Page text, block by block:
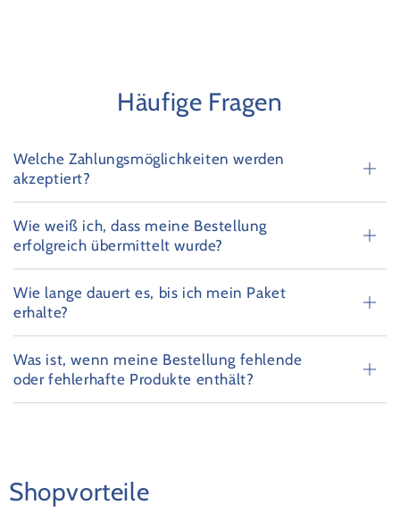
Häufige Fragen
Welche Zahlungsmöglichkeiten werden
akzeptiert?
Wie weiß ich, dass meine Bestellung
erfolgreich übermittelt wurde?
Wie lange dauert es, bis ich mein Paket
erhalte?
Was ist, wenn meine Bestellung fehlende
oder fehlerhafte Produkte enthält?
Shopvorteile